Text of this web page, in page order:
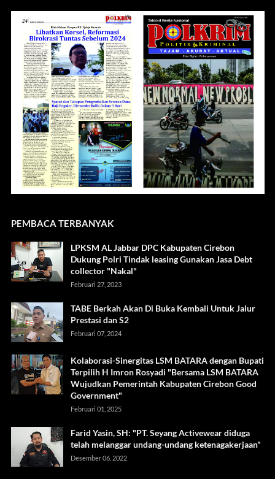
PEMBACA TERBANYAK
LPKSM AL Jabbar DPC Kabupaten Cirebon
Dukung Polri Tindak leasing Gunakan Jasa Debt
collector "Nakal"
Februari 27, 2023
TABE Berkah Akan Di Buka Kembali Untuk Jalur
Prestasi dan S2
Februari 07, 2024
Kolaborasi-Sinergitas LSM BATARA dengan Bupati
Terpilih H Imron Rosyadi "Bersama LSM BATARA
Wujudkan Pemerintah Kabupaten Cirebon Good
Government"
Februari 01, 2025
Farid Yasin, SH: "PT. Seyang Activewear diduga
telah melanggar undang-undang ketenagakerjaan"
Desember 06, 2022